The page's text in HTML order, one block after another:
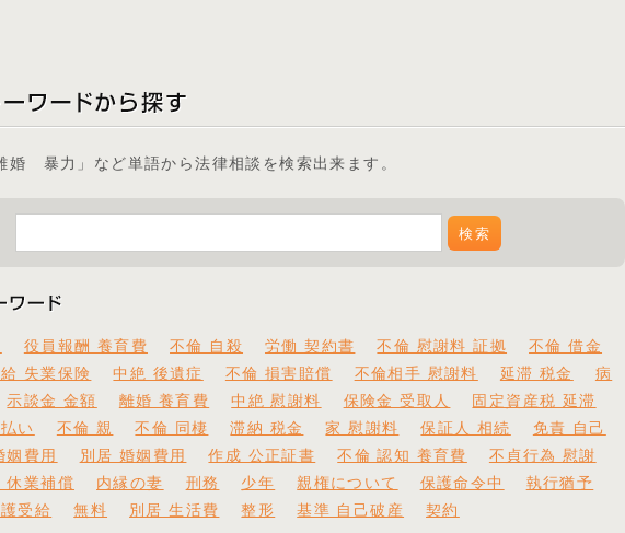
婚 暴力」など単語から法律相談を検索出来ます。
役員報酬 養育費 不倫 自殺 労働 契約書 不倫 慰謝料 証拠
不倫 借金
失業保険 中絶 後遺症 不倫 損害賠償 不倫相手 慰謝料 延滞 税金
病
示談金 金額 離婚 養育費 中絶 慰謝料 保険金 受取人
固定資産税 延滞
い 不倫 親 不倫 同棲 滞納 税金 家 慰謝料 保証人 相続
免責 自己
姻費用 別居 婚姻費用 作成 公正証書 不倫 認知 養育費
不貞行為 慰謝
休業補償 内縁の妻 刑務 少年 親権について 保護命令中
執行猶予
受給 無料 別居 生活費 整形 基準 自己破産 契約